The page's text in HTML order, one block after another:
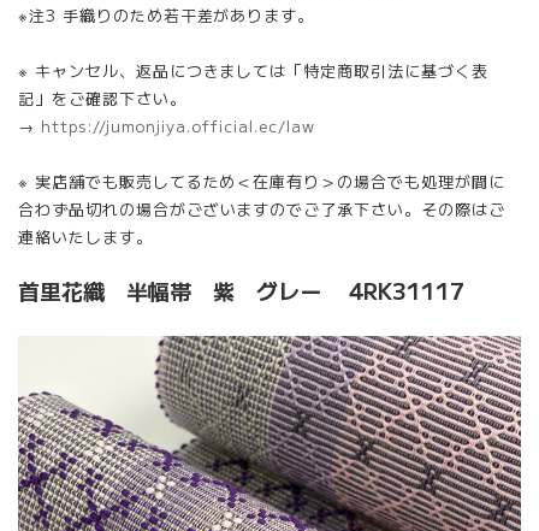
※注3 手織りのため若干差があります。
※ キャンセル、返品につきましては「特定商取引法に基づく表
記」をご確認下さい。
→ https://jumonjiya.official.ec/law
※ 実店舗でも販売してるため＜在庫有り＞の場合でも処理が間に
合わず品切れの場合がございますのでご了承下さい。その際はご
連絡いたします。
首里花織 半幅帯 紫 グレー 4RK31117